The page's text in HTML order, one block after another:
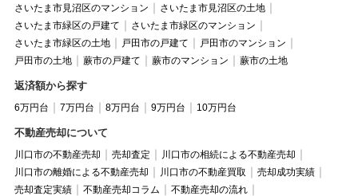
さいたま市見沼区のマンション
さいたま市見沼区の土地
さいたま市緑区の戸建て
さいたま市緑区のマンション
さいたま市緑区の土地
戸田市の戸建て
戸田市のマンション
戸田市の土地
蕨市の戸建て 蕨市のマンション 蕨市の土地
返済額から探す
6万円台 7万円台 8万円台 9万円台 10万円台
不動産売却について
川口市の不動産売却 売却査定
川口市の相続による不動産売却
川口市の離婚による不動産売却
川口市の不動産買取
売却成功実績
売却査定実績
不動産売却コラム
不動産売却の流れ